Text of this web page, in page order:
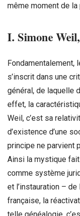
même moment de
I. Simone
Fondamentalement,
s’inscrit dans une
général, de laquelle
effet, la
Weil, c’est sa
d’existence d’une
principe ne parvient
Ainsi la mystique
comme système
et l’instauration –
française, la